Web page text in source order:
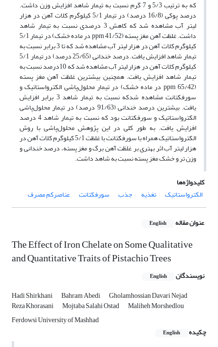
که به ترتیب 5/3 و 7 گرم نسبت به تیمار شاهد افزایش وزن داشت.
درصد پوکی (16/8 درصد) در تیمار 5/1 کیلوگرم کلات آهن در هزار
لیتر آب مشاهده شد که کاهش 3 درصدی نسبت به تیمار شاهد
داشت. غلظت آهن مغز پسته (41/52 ppm در ماده خشک) در تیمار 5/1
کیلوگرم کلات آهن در هزار لیتر آب مشاهده شد که تا 3 برابر نسبت به
تیمار شاهد افزایش یافت. درصد خندانی (25/65 درصد) در تیمار 5/1
کیلوگرم کلات آهن در هزار لیتر آب مشاهده شد که 10درصد نسبت به
تیمار شاهد افزایش یافت. همچنین بیشترین غلظت آهن مغز پسته
(65/42 ppm در ماده خشک) در تیمار محلول‌پاشی الکترواستاتیک و
سورفکتانت مشاهده شدکه نسبت به تیمار شاهد 3 برابر افزایش
یافت. بیشترین درصد خندانی (91/63 درصد) در تیمار محلول‌پاشی
الکترواستاتیک و سورفکتانت بود که نسبت به تیمار شاهد 4 درصد
افزایش یافت. به طور کلی در این پژوهش محلول‌پاشی با روش
الکترواستاتیک همراه با سورفکتانت با غلظت 5/1 کیلوگرم کلات آهن در
هزار لیتر آب اثر بهتری بر غلظت آهن برگ و مغز پسته، درصد خندانی و
وزن تر و خشک مغز پسته نسبت به شاهد داشت.
کلیدواژه‌ها
الکترواستاتیک
تغذیه جذب سورفکتانت عناصرکم مصرف
عنوان مقاله English
The Effect of Iron Chelate on Some Qualitative
and Quantitative Traits of Pistachio Trees
نویسندگان English
Hadi Shirkhani Bahram Abedi Gholamhossian Davari Nejad
Reza Khorasani Mojtaba Salahi Ostad
Maliheh Morshedlou
Ferdowsi University of Mashhad
چکیده
English